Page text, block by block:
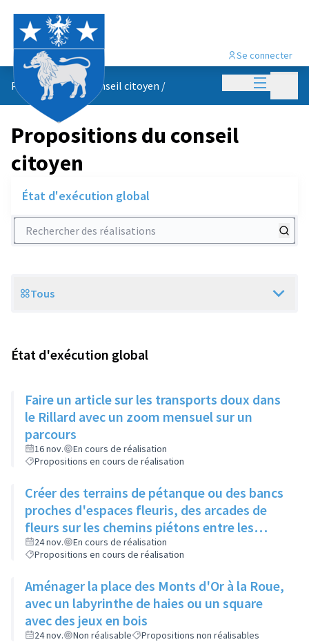
Menu
Se connecter
Propositions du conseil citoyen /
Propositions du conseil
citoyen
État d'exécution global
Rechercher des réalisations
Scope
Tous
État d'exécution global
Faire un article sur les transports doux dans
le Rillard avec un zoom mensuel sur un
parcours
16 nov.
En cours de réalisation
Propositions en cours de réalisation
Créer des terrains de pétanque ou des bancs
proches d'espaces fleuris, des arcades de
fleurs sur les chemins piétons entre les
immeubles
24 nov.
En cours de réalisation
Propositions en cours de réalisation
Aménager la place des Monts d'Or à la Roue,
avec un labyrinthe de haies ou un square
avec des jeux en bois
24 nov. Non réalisable Propositions non réalisables